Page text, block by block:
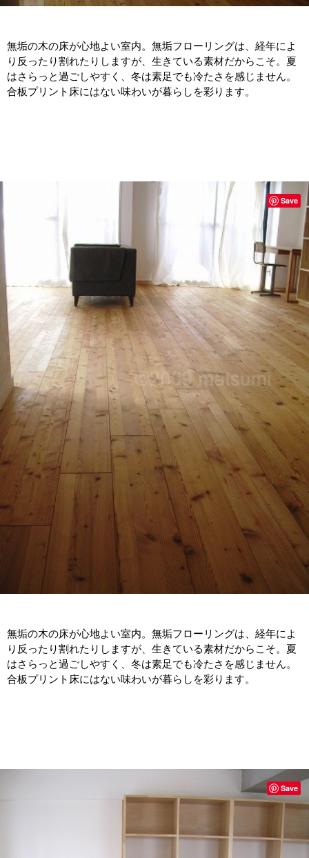
無垢の木の床が心地よい室内。無垢フローリングは、経年によ
り反ったり割れたりしますが、生きている素材だからこそ。夏
はさらっと過ごしやすく、冬は素足でも冷たさを感じません。
合板プリント床にはない味わいが暮らしを彩ります。
無垢の木の床が心地よい室内。無垢フローリングは、経年によ
り反ったり割れたりしますが、生きている素材だからこそ。夏
はさらっと過ごしやすく、冬は素足でも冷たさを感じません。
合板プリント床にはない味わいが暮らしを彩ります。
Save
Save